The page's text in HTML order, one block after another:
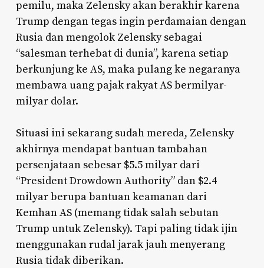
pemilu, maka Zelensky akan berakhir karena
Trump dengan tegas ingin perdamaian dengan
Rusia dan mengolok Zelensky sebagai
“salesman terhebat di dunia”, karena setiap
berkunjung ke AS, maka pulang ke negaranya
membawa uang pajak rakyat AS bermilyar-
milyar dolar.
Situasi ini sekarang sudah mereda, Zelensky
akhirnya mendapat bantuan tambahan
persenjataan sebesar $5.5 milyar dari
“President Drowdown Authority” dan $2.4
milyar berupa bantuan keamanan dari
Kemhan AS (memang tidak salah sebutan
Trump untuk Zelensky). Tapi paling tidak ijin
menggunakan rudal jarak jauh menyerang
Rusia tidak diberikan.